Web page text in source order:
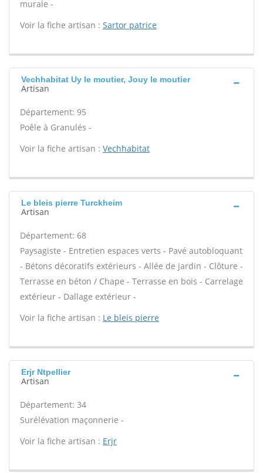
murale -
Voir la fiche artisan : Sartor patrice
Vechhabitat Uy le moutier, Jouy le moutier
Artisan
Département: 95
Poêle à Granulés -
Voir la fiche artisan : Vechhabitat
Le bleis pierre Turckheim
Artisan
Département: 68
Paysagiste - Entretien espaces verts - Pavé autobloquant
- Bétons décoratifs extérieurs - Allée de jardin - Clôture -
Terrasse en béton / Chape - Terrasse en bois - Carrelage
extérieur - Dallage extérieur -
Voir la fiche artisan : Le bleis pierre
Erjr Ntpellier
Artisan
Département: 34
Surélévation maçonnerie -
Voir la fiche artisan : Erjr